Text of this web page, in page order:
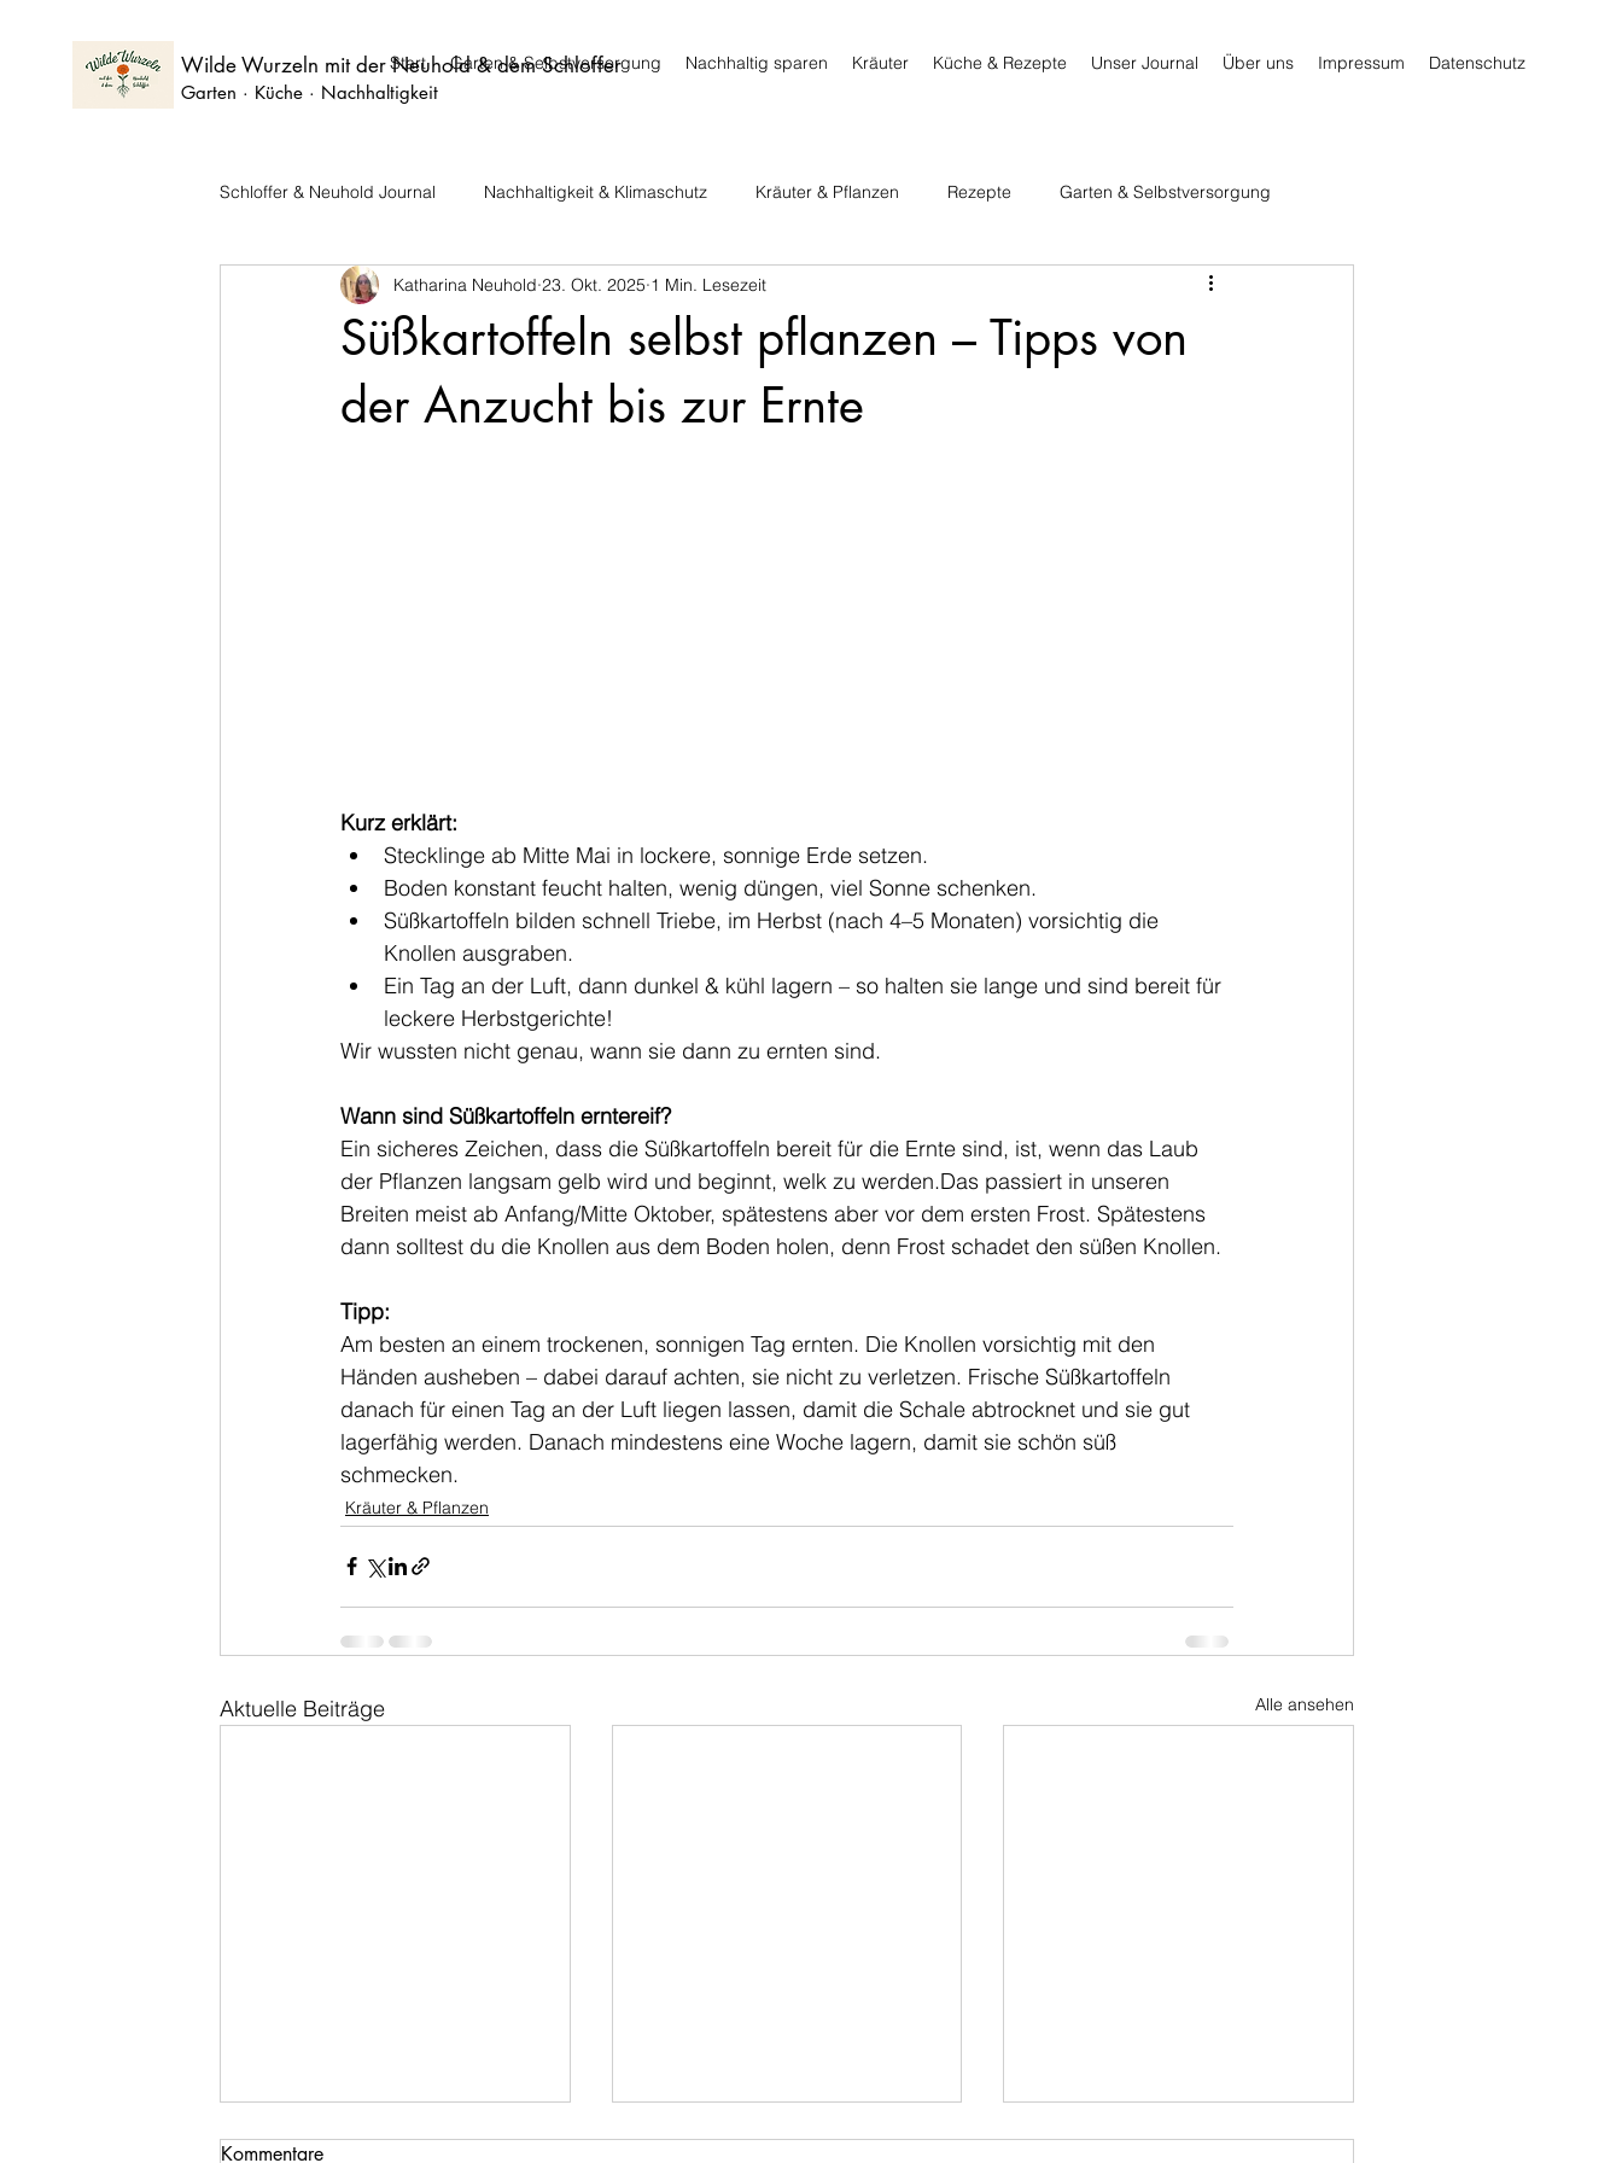
Wilde Wurzeln mit der Neuhold & dem Schloffer
Garten · Küche · Nachhaltigkeit
Start Garten & Selbstversorgung Nachhaltig sparen Kräuter Küche & Rezepte Unser Journal Über uns Impressum Datenschutz
Schloffer & Neuhold Journal Nachhaltigkeit & Klimaschutz Kräuter & Pflanzen Rezepte Garten & Selbstversorgung
Unsere Spartipps
Süßkartoffeln selbst pflanzen – Tipps von
der Anzucht bis zur Ernte
Katharina Neuhold 23. Okt. 2025 1 Min. Lesezeit
Kurz erklärt:
Stecklinge ab Mitte Mai in lockere, sonnige Erde setzen.
Boden konstant feucht halten, wenig düngen, viel Sonne schenken.
Süßkartoffeln bilden schnell Triebe, im Herbst (nach 4–5 Monaten) vorsichtig die
Knollen ausgraben.
Ein Tag an der Luft, dann dunkel & kühl lagern – so halten sie lange und sind bereit für
leckere Herbstgerichte!
Wir wussten nicht genau, wann sie dann zu ernten sind.
Wann sind Süßkartoffeln erntereif?
Ein sicheres Zeichen, dass die Süßkartoffeln bereit für die Ernte sind, ist, wenn das Laub
der Pflanzen langsam gelb wird und beginnt, welk zu werden.Das passiert in unseren
Breiten meist ab Anfang/Mitte Oktober, spätestens aber vor dem ersten Frost. Spätestens
dann solltest du die Knollen aus dem Boden holen, denn Frost schadet den süßen Knollen.
Tipp:
Am besten an einem trockenen, sonnigen Tag ernten. Die Knollen vorsichtig mit den
Händen ausheben – dabei darauf achten, sie nicht zu verletzen. Frische Süßkartoffeln
danach für einen Tag an der Luft liegen lassen, damit die Schale abtrocknet und sie gut
lagerfähig werden. Danach mindestens eine Woche lagern, damit sie schön süß
schmecken.
Kräuter & Pflanzen
Aktuelle Beiträge Alle ansehen
Kommentare